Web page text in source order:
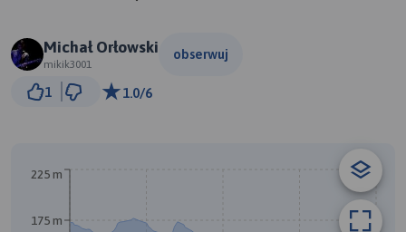
Michał Orłowski
mikik3001
obserwuj
1 1.0/6
175 m
225 m